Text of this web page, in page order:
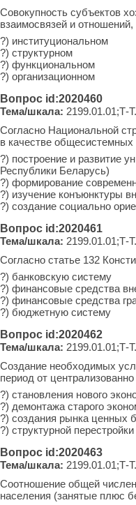
Совокупность субъектов
взаимосвязей и
?) институциональном
?) структурном
?) функциональном
?) организационном
Вопрос id:2020460
Тема/шкала: 2199.01.01;Т-
Согласно Национальной
в качестве общесистемных
?) построение и развитие
Республики Беларусь)
?) формирование
?) изучение конъюнктуры
?) создание социально
Вопрос id:2020461
Тема/шкала: 2199.01.01;Т-
Согласно статье 132
?) банковскую систему
?) финансовые средства
?) финансовые средства
?) бюджетную систему
Вопрос id:2020462
Тема/шкала: 2199.01.01;Т-
Создание необходимых
период от
?) становления нового
?) демонтажа старого
?) создания рынка ценных
?) структурной перестройки
Вопрос id:2020463
Тема/шкала: 2199.01.01;Т-
Соотношение общей
населения (занятые плюс